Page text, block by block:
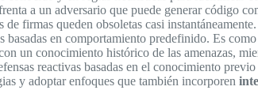
a un adversario que puede generar código
firmas queden obsoletas casi
en comportamiento predefinido. Es
un conocimiento histórico de las amenazas,
reactivas basadas en el conocimiento
y adoptar enfoques que también incorporen